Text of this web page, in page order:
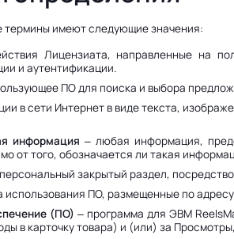
термины имеют следующие значения:
Лицензиата, направленные на
и аутентификации.
ПО для поиска и выбора
в сети Интернет в виде текста,
информация – любая информация,
от того, обозначается ли такая
закрытый раздел,
использования ПО, размещенные по адресу
(ПО) – программа для ЭВМ
в карточку товара) и (или) за